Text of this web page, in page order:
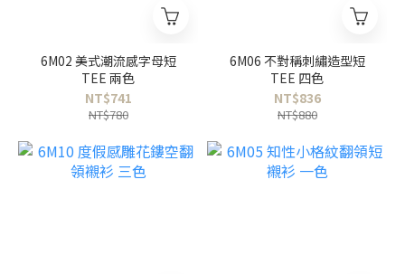
6M02 美式潮流感字母短
TEE 兩色
NT$741
NT$780
6M06 不對稱刺繡造型短
TEE 四色
NT$836
NT$880